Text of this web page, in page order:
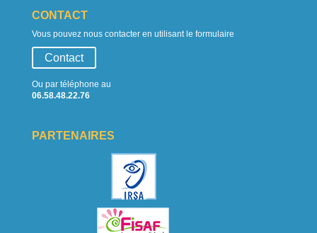
CONTACT
Vous pouvez nous contacter en utilisant le formulaire
Contact
Ou par téléphone au
06.58.48.22.76
PARTENAIRES